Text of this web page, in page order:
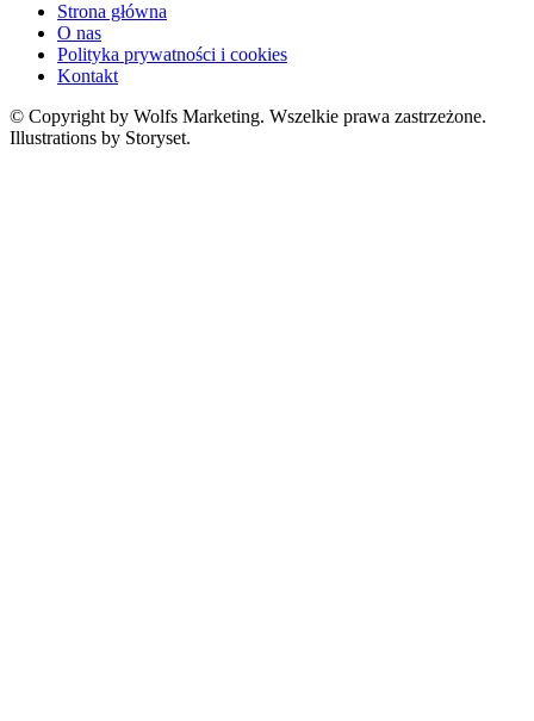
Strona główna
O nas
Polityka prywatności i cookies
Kontakt
© Copyright by Wolfs Marketing. Wszelkie prawa zastrzeżone.
Illustrations by Storyset.